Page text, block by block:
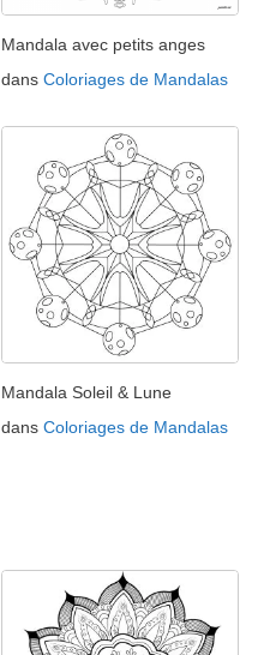
Mandala avec petits anges
dans Coloriages de Mandalas
Mandala Soleil & Lune
dans Coloriages de Mandalas